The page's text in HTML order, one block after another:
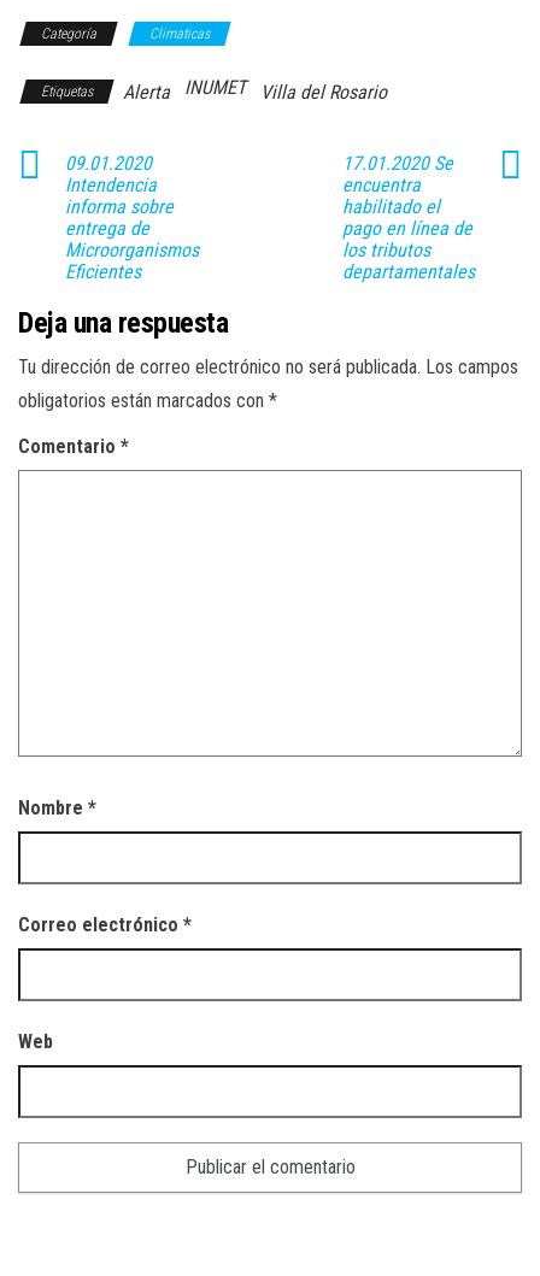
Categoría Climaticas
Etiquetas Alerta INUMET Villa del Rosario
09.01.2020
Intendencia
informa sobre
entrega de
Microorganismos
Eficientes
17.01.2020 Se
encuentra
habilitado el
pago en línea de
los tributos
departamentales
Deja una respuesta
Tu dirección de correo electrónico no será publicada. Los campos
obligatorios están marcados con *
Comentario *
Nombre *
Correo electrónico *
Web